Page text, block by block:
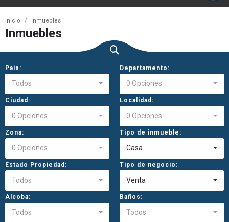
Inicio Inmuebles
Inmuebles
País:
Todos
Departamento:
0 Opciones
Ciudad:
0 Opciones
Localidad:
0 Opciones
Zona:
0 Opciones
Tipo de inmueble:
Casa
Estado Propiedad:
Todos
Tipo de negocio:
Venta
Alcoba:
Todos
Baños:
Todos